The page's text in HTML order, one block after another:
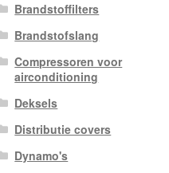
Brandstoffilters
Brandstofslang
Compressoren voor
airconditioning
Deksels
Distributie covers
Dynamo's